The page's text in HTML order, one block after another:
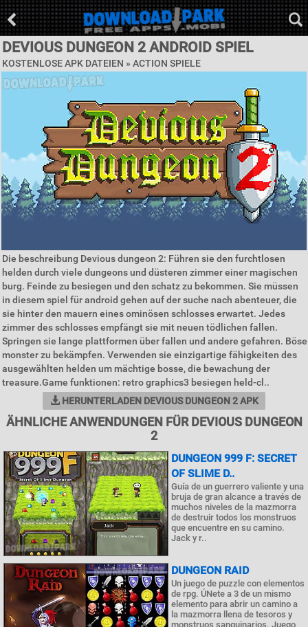
DEVIOUS DUNGEON 2 ANDROID SPIEL
KOSTENLOSE APK DATEIEN » ACTION SPIELE
Die beschreibung Devious dungeon 2: Führen sie den furchtlosen
helden durch viele dungeons und düsteren zimmer einer magischen
burg. Feinde zu besiegen und den schatz zu bekommen. Sie müssen
in diesem spiel für android gehen auf der suche nach abenteuer, die
sie hinter den mauern eines ominösen schlosses erwartet. Jedes
zimmer des schlosses empfängt sie mit neuen tödlichen fallen.
Springen sie lange plattformen über fallen und andere gefahren. Böse
monster zu bekämpfen. Verwenden sie einzigartige fähigkeiten des
ausgewählten helden um mächtige bosse, die bewachung der
treasure.Game funktionen: retro graphics3 besiegen held-cl..
HERUNTERLADEN DEVIOUS DUNGEON 2 APK
ÄHNLICHE ANWENDUNGEN FÜR DEVIOUS DUNGEON
2
DUNGEON 999 F: SECRET
OF SLIME D..
Guía de un guerrero valiente y una
bruja de gran alcance a través de
muchos niveles de la mazmorra
de destruir todos los monstruos
que encuentre en su camino.
Jack y r..
DUNGEON RAID
Un juego de puzzle con elementos
de rpg. ÚNete a 3 de un mismo
elemento para abrir un camino a
la mazmorra llena de tesoros y
monstruos sanguinarios. Juego